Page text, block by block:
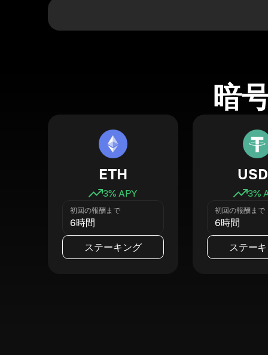
暗
ETH
3% APY
初回の報酬まで
6時間
ステーキング
3%
初回の報酬まで
6時間
ステー